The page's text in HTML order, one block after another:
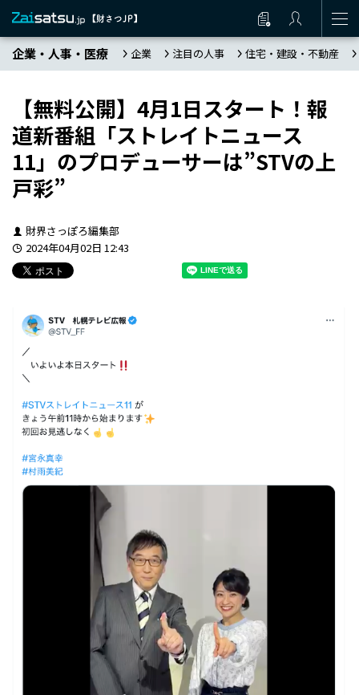
企業・人事・医療 企業 注目の人事 住宅・建設・不動産
【無料公開】4月1日スタート！報
道新番組「ストレイトニュース
11」のプロデューサーは”STVの上
戸彩”
財界さっぽろ編集部
2024年04月02日 12:43